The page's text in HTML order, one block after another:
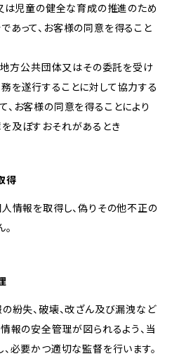
は児童の健全な育成の推進のため
あって、お客様の同意を得ること
地方公共団体又はその委託を受け
を遂行することに対して協力する
、お客様の同意を得ることにより
及ぼすおそれがあるとき
得
人情報を取得し、偽りその他不正の
の紛失、破壊、改ざん及び漏洩など
報の安全管理が図られるよう、当
必要かつ適切な監督を行います。